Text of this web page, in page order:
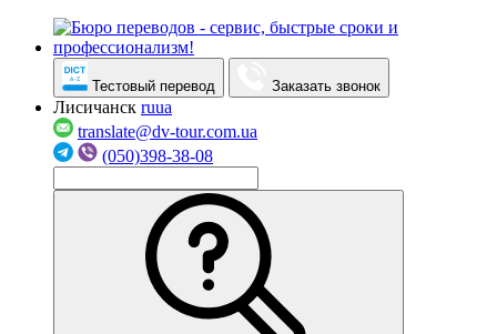
Тестовый перевод Заказать звонок
Лисичанск ruua
translate@dv-tour.com.ua
(050)398-38-08